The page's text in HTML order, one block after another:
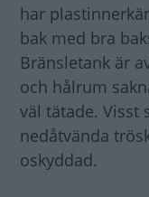
har
bak med bra
Bränsletank är
och hålrum
väl tätade. Visst
nedåtvända
oskyddad.